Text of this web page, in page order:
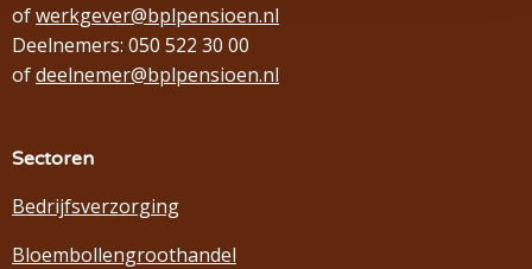
ofwerkgever@bplpensioen.nl
Deelnemers: 050 522 30 00
ofdeelnemer@bplpensioen.nl
Sectoren
Bedrijfsverzorging
Bloembollengroothandel